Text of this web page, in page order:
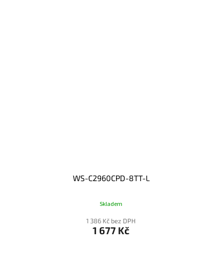
WS-C2960CPD-8TT-L
Skladem
1 386 Kč bez DPH
1 677 Kč